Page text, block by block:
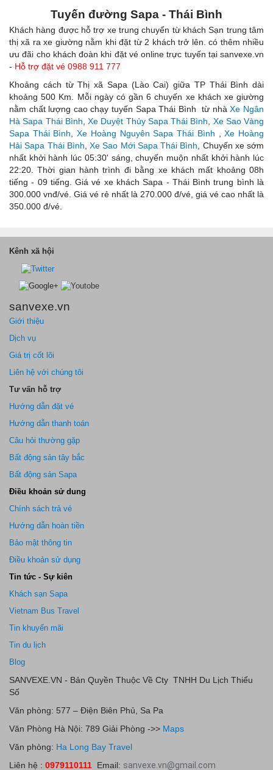
Tuyến đường Sapa - Thái Bình
Khách hàng được hỗ trợ xe trung chuyển từ khách Sạn trung tâm
thị xã ra xe giường nằm khi đặt từ 2 khách trở lên. có thêm nhiều
ưu đãi cho khách đoàn khi đặt vé online trực tuyến tại sanvexe.vn
- Hỗ trợ đặt vé 0988 911 777
Khoảng cách từ Thị xã Sapa (Lào Cai) giữa TP Thái Bình dài
khoảng 500 Km. Mỗi ngày có gần 6 chuyến xe khách xe giường
nằm chất lượng cao chạy tuyến Sapa Thái Bình từ nhàXe Ngân
Hà Sapa Thái Bình, Xe Duyệt Thủy Sapa Thái Bình, Xe Sao Vàng
Sapa Thái Bình,Xe Hoàng Nguyên Sapa Thái Bình ,Xe Hoàng
Hải Sapa Thái Bình, Xe Sao Mới Sapa Thái Bình, Chuyến xe sớm
nhất khởi hành lúc 05:30' sáng, chuyến muộn nhất khởi hành lúc
22:20. Thời gian hành trình đi bằng xe khách mất khoảng 08h
tiếng - 09 tiếng. Giá vé xe khách Sapa - Thái Bình trung bình là
300.000 vnđ/vé. Giá vé rẻ nhất là 270.000 đ/vé, giá vé cao nhất là
350.000 đ/vé.
Kênh xã hội
sanvexe.vn
Giới thiệu
Dịch vụ
Giá trị cốt lõi
Liên hệ với chúng tôi
Tư vấn hỗ trợ
Hướng dẫn đặt vé
Hướng dẫn thanh toán
Câu hỏi thường gặp
Bất động sản tây bắc
Bất động sản Sapa
Điều khoản sử dung
Chính sách trả vé
Hướng dẫn hoàn tiền
Bảo mật thông tin
Điều khoản sử dụng
Tin tức - Sự kiên
Khách sạn Sapa
Vietnam Bus Travel
Tin khuyến mãi
Tin du lịch
Blog
SANVEXE.VN - Bản Quyền Thuộc Về Cty TNHH Du Lịch Thiểu
Số
Văn phòng: 577 – Điện Biên Phủ, Sa Pa
Văn Phòng Hà Nội: 789 Giải Phòng ->> Maps
Văn phòng: Ha Long Bay Travel
Liên hệ : 0979110111 Email: sanvexe.vn@gmail.com